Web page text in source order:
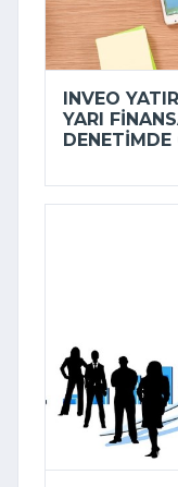
INVEO
YARI